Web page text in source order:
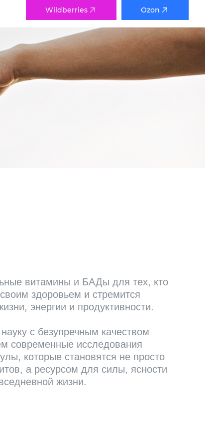
Ozon
Wildberries
витамины и БАДы для тех, кто
здоровьем и стремится
энергии и продуктивности.
с безупречным качеством
современные исследования
которые становятся не просто
а ресурсом для силы, ясности
жизни.